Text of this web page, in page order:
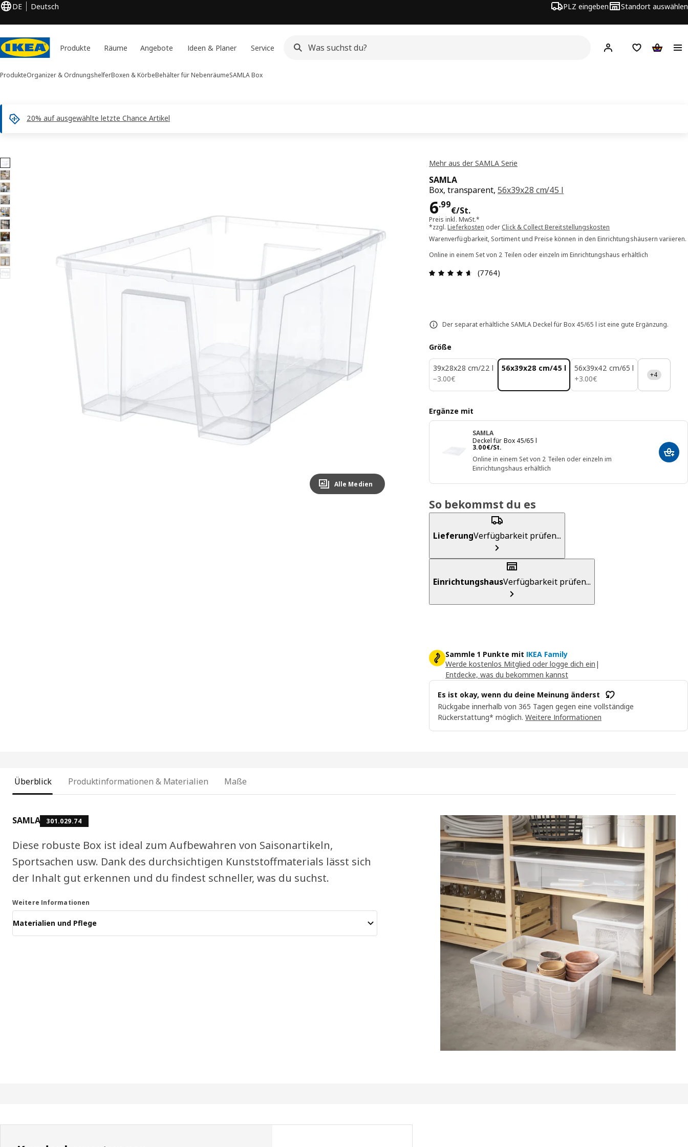
DE Deutsch PLZ eingeben Standort auswählen
Produkte Räume Angebote Ideen & Planer Service Hej! Hier einloggen
Merkzettel
ProdukteOrganizer & OrdnungshelferBoxen & KörbeBehälter für NebenräumeSAMLABox
20% auf ausgewählte letzte Chance Artikel
10 SAMLA -Bilder
Alle Medien
Mehr aus der SAMLA Serie
SAMLA
Box, transparent,56x39x28 cm/45 l
6.99
€/St.
Preis 6.99€/St.
Preis inkl. MwSt.*
*zzgl.Lieferkosten oder Click & Collect Bereitstellungskosten
Warenverfügbarkeit, Sortiment und Preise können in den Einrichtungshäusern variieren.
Online in einem Set von 2 Teilen oder einzeln im Einrichtungshaus erhältlich
Bewertung: 4.6 von 5 Sterne Alle Bewertungen: 7764
(7764)
Der separat erhältliche SAMLA Deckel für Box 45/65 l ist eine gute Ergänzung.
Größe
39x28x28 cm/22 l
−3.00€
3.00€
56x39x28 cm/45 l
56x39x42 cm/65 l
+3.00€
3.00€ +4
Ergänze mit
SAMLA
Deckel für Box 45/65 l
3.00€/St.
Preis 3.00€/St.
Online in einem Set von 2 Teilen oder einzeln im
Einrichtungshaus erhältlich
In
So bekommst du es
LieferungVerfügbarkeit prüfen...
EinrichtungshausVerfügbarkeit prüfen...
Sammle 1 Punkte mit IKEA Family
Werde kostenlos Mitglied oder logge dich ein |
Entdecke, was du bekommen kannst
Es ist okay, wenn du deine Meinung änderst
Rückgabe innerhalb von 365 Tagen gegen eine vollständige
Rückerstattung* möglich. Weitere Informationen
Überblick Produktinformationen & Materialien Maße
SAMLA 301.029.74
Diese robuste Box ist ideal zum Aufbewahren von Saisonartikeln,
Sportsachen usw. Dank des durchsichtigen Kunststoffmaterials lässt sich
der Inhalt gut erkennen und du findest schneller, was du suchst.
Weitere Informationen
Materialien und Pflege